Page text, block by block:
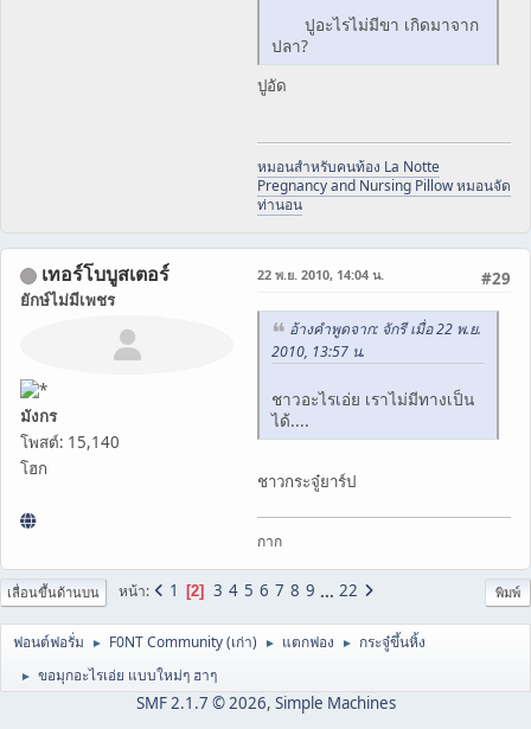
ปูอะไรไม่มีขา เกิดมาจาก
ปลา?
ปูอัด
หมอนสำหรับคนท้อง La Notte
Pregnancy and Nursing Pillow หมอนจัด
ท่านอน
เทอร์โบบูสเตอร์
ยักษ์ไม่มีเพชร
มังกร
โพสต์: 15,140
โฮก
#29
22 พ.ย. 2010, 14:04 น.
อ้างคำพูดจาก: จักรี เมื่อ 22 พ.ย.
2010, 13:57 น.
ชาวอะไรเอ่ย เราไม่มีทางเป็น
ได้....
ชาวกระจู๋ยาร์ป
กาก
พิมพ์
เลื่อนขึ้นด้านบน หน้า 1 2 3 4 5 6 7 8 9 ... 22
ฟอนต์ฟอรั่ม ► F0NT Community (เก่า) ► แตกฟอง ► กระจู๋ขึ้นหิ้ง
► ขอมุกอะไรเอ่ย แบบใหม่ๆ ฮาๆ
SMF 2.1.7 © 2026, Simple Machines